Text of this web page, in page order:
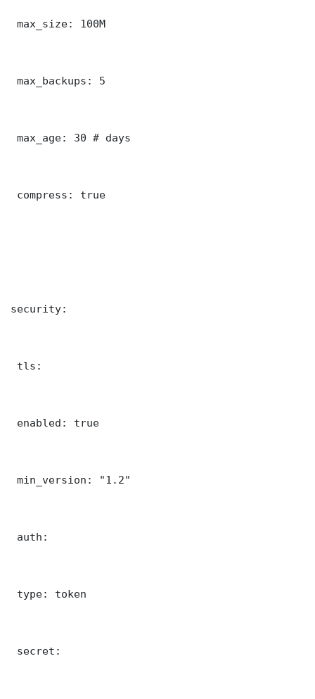
max_size: 100M
max_backups: 5
max_age: 30 # days
compress: true
security:
tls:
enabled: true
min_version: "1.2"
auth:
type: token
secret: